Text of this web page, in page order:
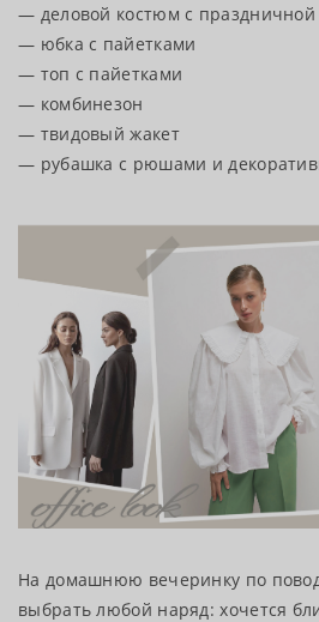
— деловой костюм с праздничной
— юбка с пайетками
— топ с пайетками
— комбинезон
— твидовый жакет
— рубашка с рюшами и
На домашнюю вечеринку по
выбрать любой наряд: хочется